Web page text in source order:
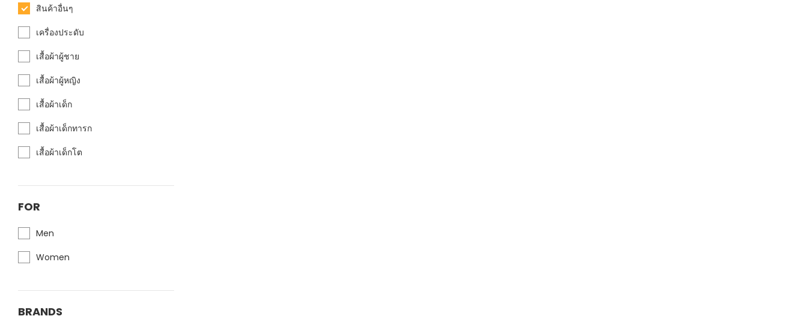
สินค้าอื่นๆ
เครื่องประดับ
เสื้อผ้าผู้ชาย
เสื้อผ้าผู้หญิง
เสื้อผ้าเด็ก
เสื้อผ้าเด็กทารก
เสื้อผ้าเด็กโต
FOR
Men
Women
BRANDS